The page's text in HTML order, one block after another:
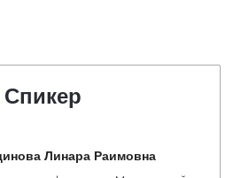
Спикер
Линара Раимовна